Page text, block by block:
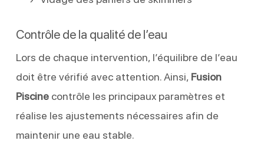
Contrôle de la qualité de l’eau
Lors de chaque intervention, l’équilibre de l’eau
doit être vérifié avec attention. Ainsi, Fusion
Piscinecontrôle les principaux paramètres et
réalise les ajustements nécessaires afin de
maintenir une eau stable.